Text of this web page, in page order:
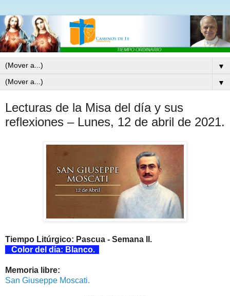
▼
▼
Lecturas de la Misa del día y sus
reflexiones – Lunes, 12 de abril de 2021.
Tiempo Litúrgico: Pascua - Semana II.
Color del día: Blanco.
Memoria libre:
San Giuseppe Moscati.